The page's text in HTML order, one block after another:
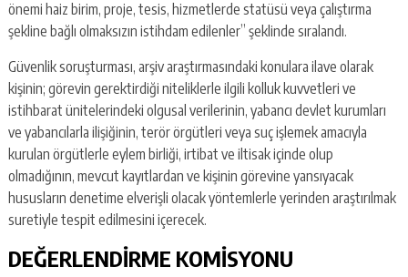
önemi haiz birim, proje, tesis, hizmetlerde statüsü veya çalıştırma
şekline bağlı olmaksızın istihdam edilenler” şeklinde sıralandı.
Güvenlik soruşturması, arşiv araştırmasındaki konulara ilave olarak
kişinin; görevin gerektirdiği niteliklerle ilgili kolluk kuvvetleri ve
istihbarat ünitelerindeki olgusal verilerinin, yabancı devlet kurumları
ve yabancılarla ilişiğinin, terör örgütleri veya suç işlemek amacıyla
kurulan örgütlerle eylem birliği, irtibat ve iltisak içinde olup
olmadığının, mevcut kayıtlardan ve kişinin görevine yansıyacak
hususların denetime elverişli olacak yöntemlerle yerinden araştırılmak
suretiyle tespit edilmesini içerecek.
DEĞERLENDİRME KOMİSYONU